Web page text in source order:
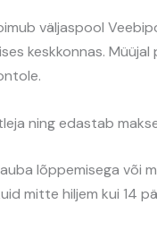
väljaspool
keskkonnas.
ning edastab
lõppemisega
mitte hiljem kui 14